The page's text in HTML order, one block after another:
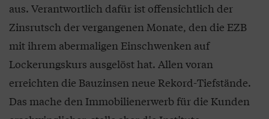
aus. Verantwortlich dafür ist offensichtlich der
Zinsrutsch der vergangenen Monate, den die EZB
mit ihrem abermaligen Einschwenken auf
Lockerungskurs ausgelöst hat. Allen voran
erreichten die Bauzinsen neue Rekord-Tiefstände.
Das mache den Immobilienerwerb für die Kunden